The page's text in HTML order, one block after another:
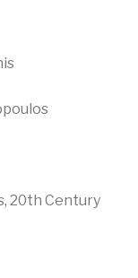
20th Century